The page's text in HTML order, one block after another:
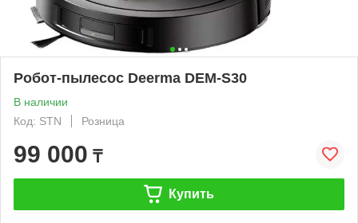
Робот-пылесос Deerma DEM-S30
В наличии
Код: STN
Розница
99 000 ₸
Купить